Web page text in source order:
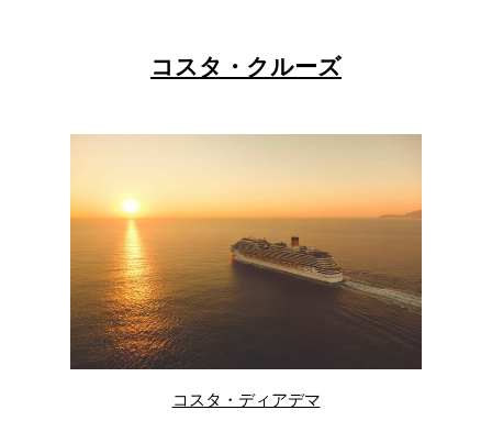
コスタ・クルーズ
コスタ・ディアデマ